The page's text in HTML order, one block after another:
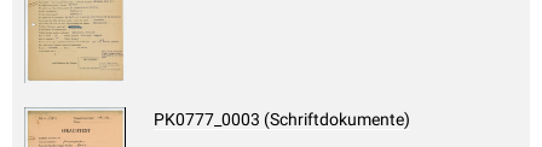
PK0777_0003 (Schriftdokumente)